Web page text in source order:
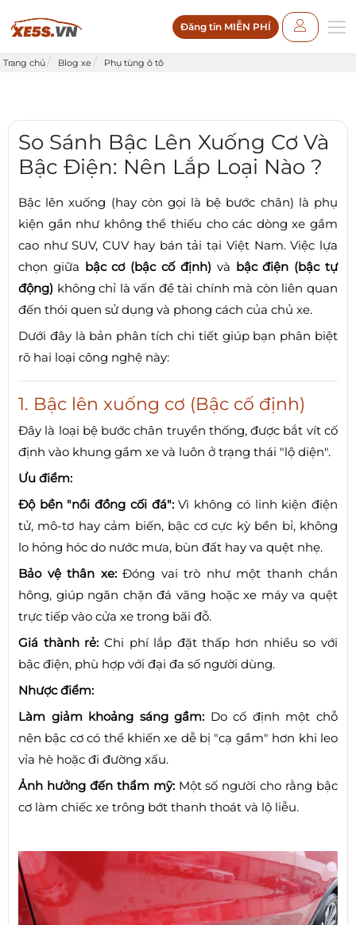
Đăng tin MIỄN PHÍ
Trang chủ Blog xe Phụ tùng ô tô
So Sánh Bậc Lên Xuống Cơ Và
Bậc Điện: Nên Lắp Loại Nào ?
Bậc lên xuống (hay còn gọi là bệ bước chân) là phụ
kiện gần như không thể thiếu cho các dòng xe gầm
cao như SUV, CUV hay bán tải tại Việt Nam. Việc lựa
chọn giữa bậc cơ (bậc cố định) và bậc điện (bậc tự
động) không chỉ là vấn đề tài chính mà còn liên quan
đến thói quen sử dụng và phong cách của chủ xe.
Dưới đây là bản phân tích chi tiết giúp bạn phân biệt
rõ hai loại công nghệ này:
1. Bậc lên xuống cơ (Bậc cố định)
Đây là loại bệ bước chân truyền thống, được bắt vít cố
định vào khung gầm xe và luôn ở trạng thái "lộ diện".
Ưu điểm:
Độ bền "nồi đồng cối đá":Vì không có linh kiện điện
tử, mô-tơ hay cảm biến, bậc cơ cực kỳ bền bỉ, không
lo hỏng hóc do nước mưa, bùn đất hay va quệt nhẹ.
Bảo vệ thân xe:Đóng vai trò như một thanh chắn
hông, giúp ngăn chặn đá văng hoặc xe máy va quệt
trực tiếp vào cửa xe trong bãi đỗ.
Giá thành rẻ: Chi phí lắp đặt thấp hơn nhiều so với
bậc điện, phù hợp với đại đa số người dùng.
Nhược điểm:
Làm giảm khoảng sáng gầm: Do cố định một chỗ
nên bậc cơ có thể khiến xe dễ bị "cạ gầm" hơn khi leo
vỉa hè hoặc đi đường xấu.
Ảnh hưởng đến thẩm mỹ:Một số người cho rằng bậc
cơ làm chiếc xe trông bớt thanh thoát và lộ liễu.